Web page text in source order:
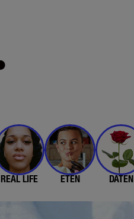
REAL LIFE ETEN DATEN